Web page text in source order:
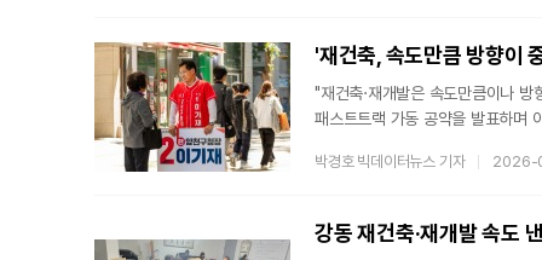
정교하고 신속한 대응력을 갖추
"재건축·재개발은 속도만큼이나
패스트트랙 가동 공약을 발표하며
사업으로 8만9천 호 주택공급 기
확대했다.이를 발판으로 원스톱 행
박경호 빅데이터뉴스 기자 2026-
강동 재건축·재개발 속도